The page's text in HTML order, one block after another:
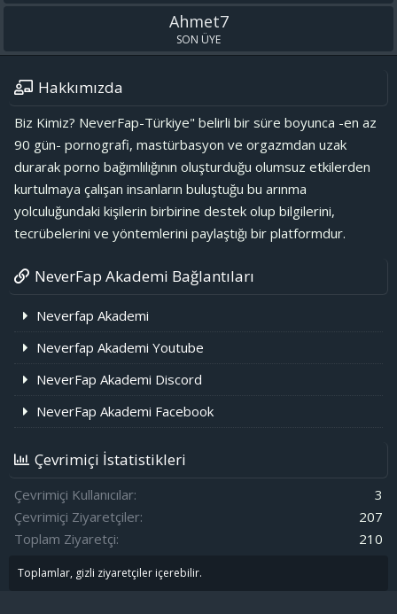
Ahmet7
SON ÜYE
Hakkımızda
Biz Kimiz? NeverFap-Türkiye" belirli bir süre boyunca -en az
90 gün- pornografi, mastürbasyon ve orgazmdan uzak
durarak porno bağımlılığının oluşturduğu olumsuz etkilerden
kurtulmaya çalışan insanların buluştuğu bu arınma
yolculuğundaki kişilerin birbirine destek olup bilgilerini,
tecrübelerini ve yöntemlerini paylaştığı bir platformdur.
NeverFap Akademi Bağlantıları
Neverfap Akademi
Neverfap Akademi Youtube
NeverFap Akademi Discord
NeverFap Akademi Facebook
Çevrimiçi İstatistikleri
Çevrimiçi Kullanıcılar
3
Çevrimiçi Ziyaretçiler
207
Toplam Ziyaretçi
210
Toplamlar, gizli ziyaretçiler içerebilir.